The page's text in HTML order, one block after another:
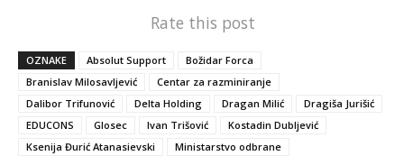
Rate this post
OZNAKE Absolut Support
Božidar Forca
Branislav Milosavljević
Centar za razminiranje
Dalibor Trifunović
Delta Holding Dragan Milić
Dragiša Jurišić
EDUCONS
Glosec Ivan Trišović
Kostadin Dubljević
Ksenija Đurić Atanasievski
Ministarstvo odbrane